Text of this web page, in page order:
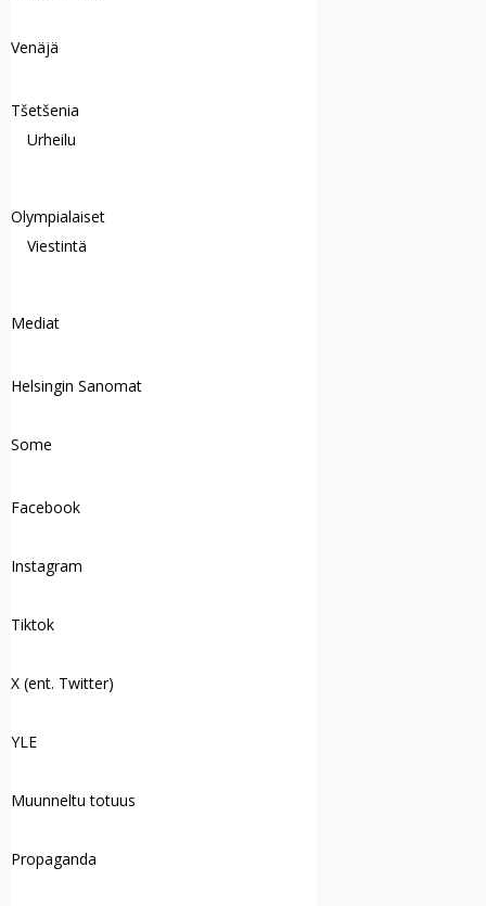
Venäjä
Tšetšenia
Urheilu
Olympialaiset
Viestintä
Mediat
Helsingin Sanomat
Some
Facebook
Instagram
Tiktok
X (ent. Twitter)
YLE
Muunneltu totuus
Propaganda